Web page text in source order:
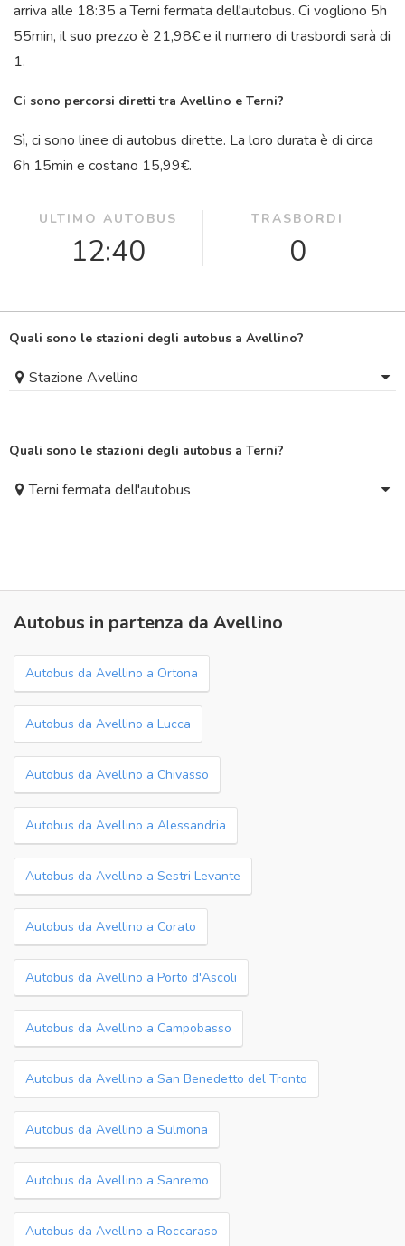
arriva alle 18:35 a Terni fermata dell'autobus. Ci vogliono 5h
55min, il suo prezzo è 21,98€ e il numero di trasbordi sarà di
1.
Ci sono percorsi diretti tra Avellino e Terni?
Sì, ci sono linee di autobus dirette. La loro durata è di circa
6h 15min e costano 15,99€.
ULTIMO AUTOBUS
12:40
TRASBORDI
0
Quali sono le stazioni degli autobus a Avellino?
Stazione Avellino
Quali sono le stazioni degli autobus a Terni?
Terni fermata dell'autobus
Autobus in partenza da Avellino
Autobus da Avellino a Ortona
Autobus da Avellino a Lucca
Autobus da Avellino a Chivasso
Autobus da Avellino a Alessandria
Autobus da Avellino a Sestri Levante
Autobus da Avellino a Corato
Autobus da Avellino a Porto d'Ascoli
Autobus da Avellino a Campobasso
Autobus da Avellino a San Benedetto del Tronto
Autobus da Avellino a Sulmona
Autobus da Avellino a Sanremo
Autobus da Avellino a Roccaraso